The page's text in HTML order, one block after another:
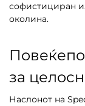
софистициран
околина.
за
Наслонот на